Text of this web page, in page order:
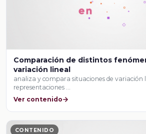
Comparación de distintos
variación lineal
analiza y compara situaciones de variación
representaciones …
Ver contenido
CONTENIDO